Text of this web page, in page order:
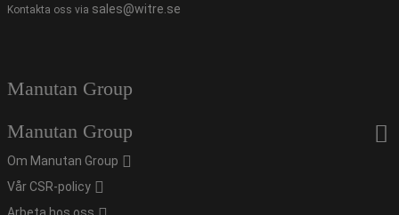
Kontakta oss via sales@witre.se
Manutan Group
Manutan Group
Om Manutan Group
Vår CSR-policy